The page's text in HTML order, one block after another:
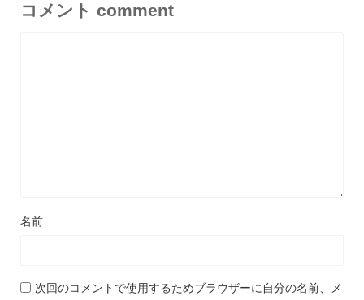
コメント comment
名前
次回のコメントで使用するためブラウザーに自分の名前、メ